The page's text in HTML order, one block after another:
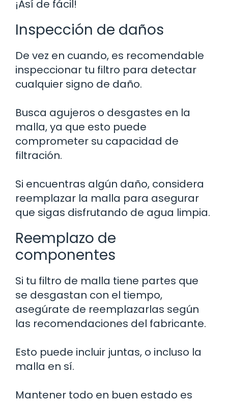
¡Así de fácil!
Inspección de daños
De vez en cuando, es recomendable
inspeccionar tu filtro para detectar
cualquier signo de daño.
Busca agujeros o desgastes en la
malla, ya que esto puede
comprometer su capacidad de
filtración.
Si encuentras algún daño, considera
reemplazar la malla para asegurar
que sigas disfrutando de agua limpia.
Reemplazo de
componentes
Si tu filtro de malla tiene partes que
se desgastan con el tiempo,
asegúrate de reemplazarlas según
las recomendaciones del fabricante.
Esto puede incluir juntas, o incluso la
malla en sí.
Mantener todo en buen estado es